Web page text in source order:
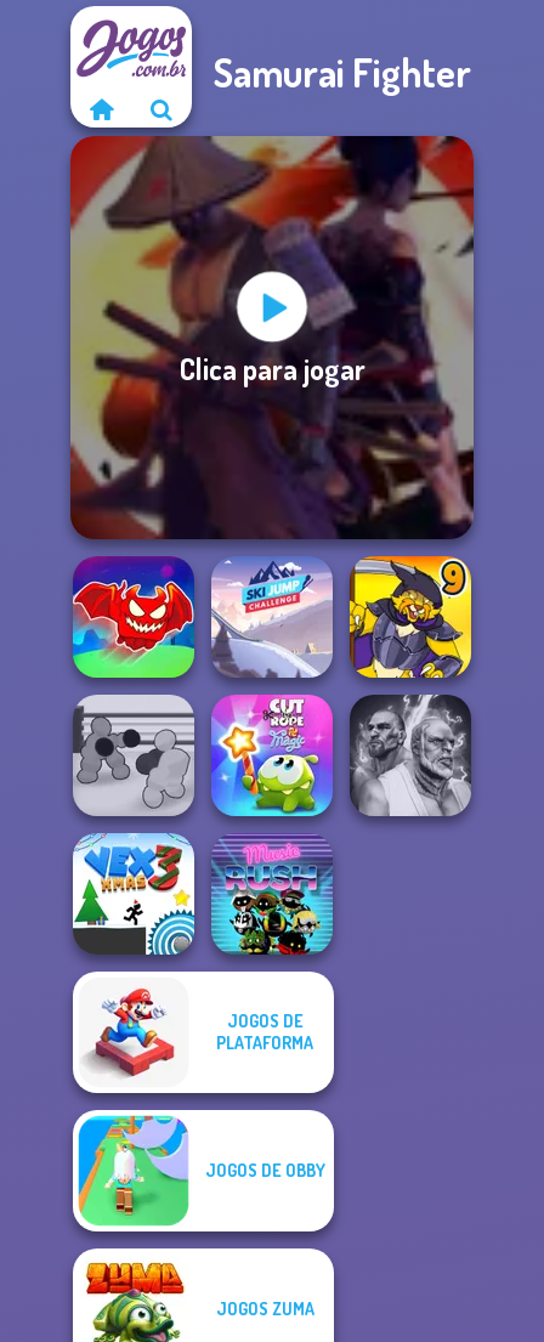
Samurai Fighter
Clica para jogar
Obby The
Legendary
Dragon
Ski Jump
Challenge
Dynamons 9
Boxing Gang
Stars
Cut The Rope
Magic
Vex 3 Xmas
JOGOS DE
PLATAFORMA
JOGOS DE OBBY
JOGOS ZUMA